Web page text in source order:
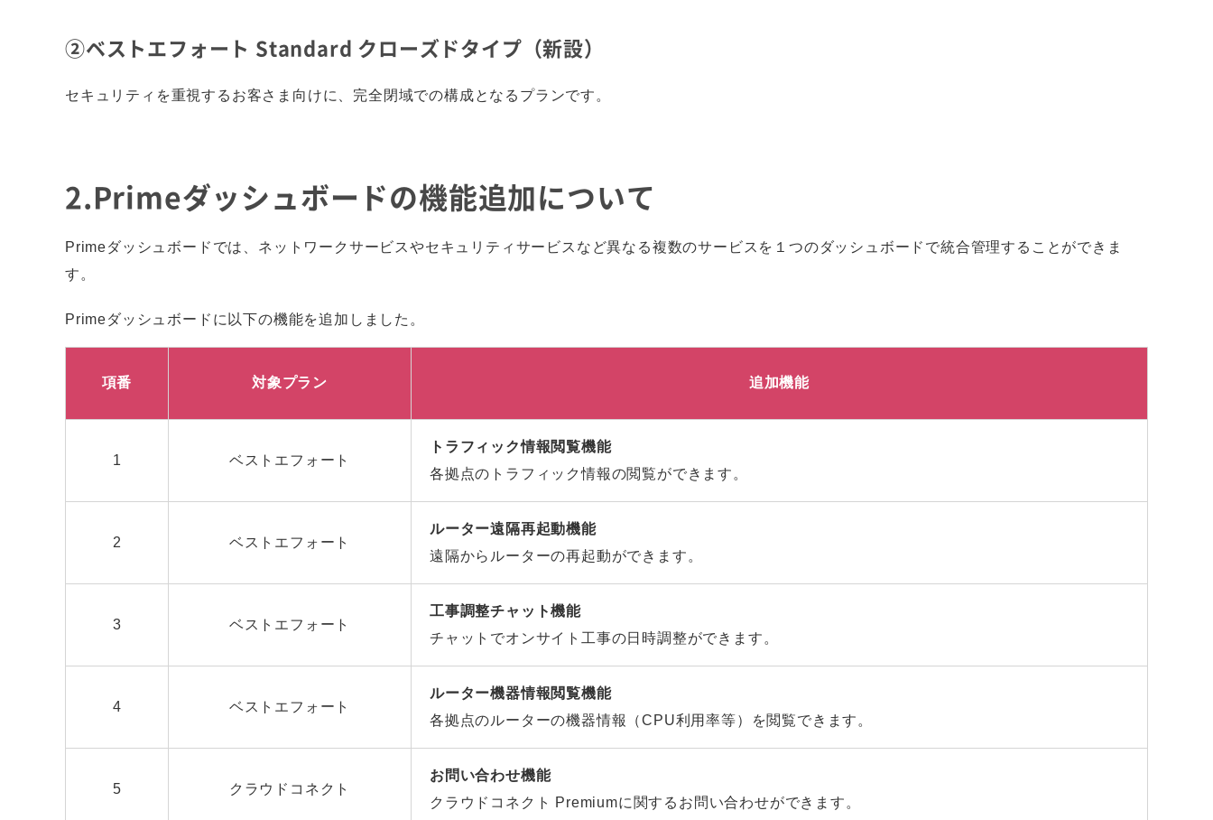
②ベストエフォート Standard クローズドタイプ（新設）
セキュリティを重視するお客さま向けに、完全閉域での構成となるプランです。
2.Primeダッシュボードの機能追加について
Primeダッシュボードでは、ネットワークサービスやセキュリティサービスなど異なる複数のサービスを１つのダッシュボードで統合管理することができま
す。
Primeダッシュボードに以下の機能を追加しました。
項番 対象プラン 追加機能
1 ベストエフォート
トラフィック情報閲覧機能
各拠点のトラフィック情報の閲覧ができます。
2 ベストエフォート
ルーター遠隔再起動機能
遠隔からルーターの再起動ができます。
3 ベストエフォート
工事調整チャット機能
チャットでオンサイト工事の日時調整ができます。
4 ベストエフォート
ルーター機器情報閲覧機能
各拠点のルーターの機器情報（CPU利用率等）を閲覧できます。
5 クラウドコネクト
お問い合わせ機能
クラウドコネクト Premiumに関するお問い合わせができます。